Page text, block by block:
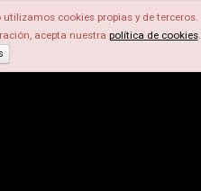
cookies propias y de terceros.
acepta nuestra política de cookies.